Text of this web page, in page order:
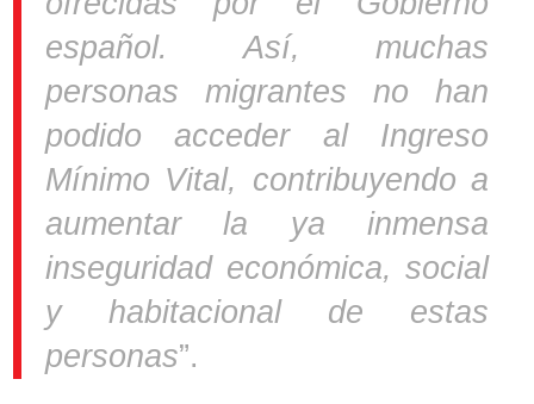
español. Así, muchas
personas migrantes no han
podido acceder al Ingreso
Mínimo Vital, contribuyendo a
aumentar la ya inmensa
inseguridad económica, social
y habitacional de estas
personas”.